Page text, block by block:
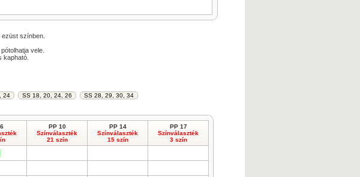
színben.
vele.
kapható.
PP 10
Színválaszték
21 szín
PP 14
Színválaszték
15 szín
PP 17
Színválaszték
3 szín